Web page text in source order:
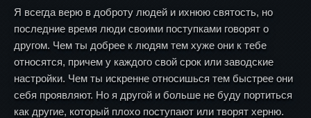
Я всегда верю в доброту людей и ихнюю святость, но
последние время люди своими поступками говорят о
другом. Чем ты добрее к людям тем хуже они к тебе
относятся, причем у каждого свой срок или заводские
настройки. Чем ты искренне относишься тем быстрее они
себя проявляют. Но я другой и больше не буду портиться
как другие, который плохо поступают или творят херню.